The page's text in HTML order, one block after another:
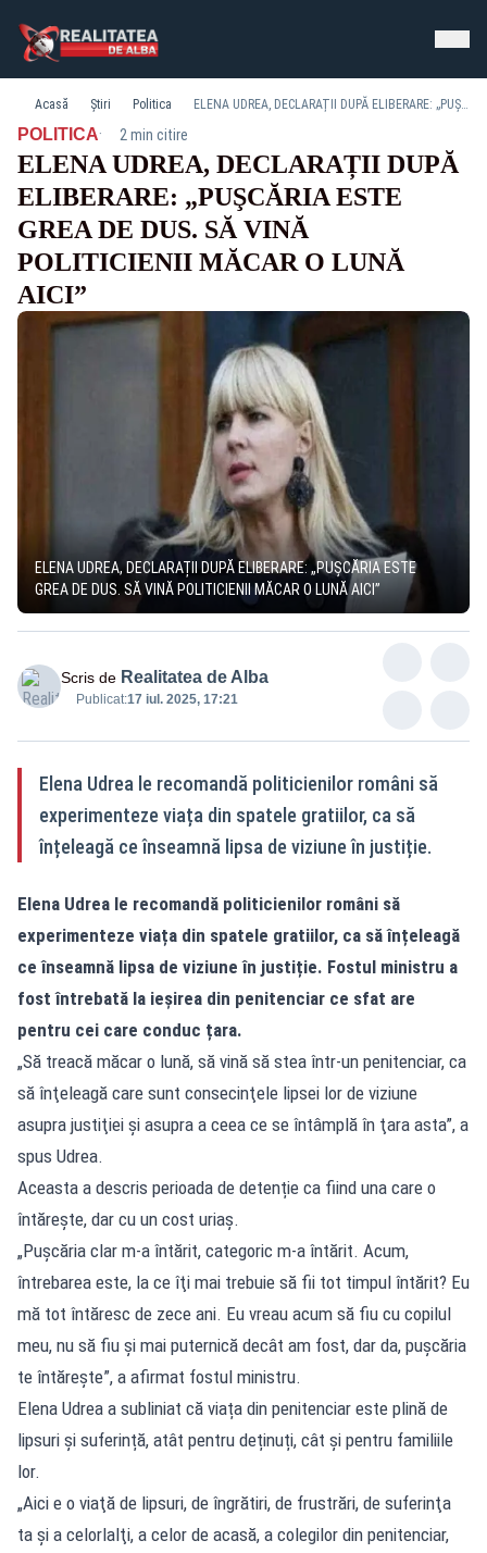
Acasă Știri Politica ELENA UDREA, DECLARAȚII DUPĂ ELIBERARE: „PUŞCĂRIA ESTE GREA DE DUS. SĂ VINĂ POLITICIENII MĂCAR O LUNĂ AICI”
POLITICA· 2 min citire
ELENA UDREA, DECLARAȚII DUPĂ
ELIBERARE: „PUŞCĂRIA ESTE
GREA DE DUS. SĂ VINĂ
POLITICIENII MĂCAR O LUNĂ
AICI”
ELENA UDREA, DECLARAȚII DUPĂ ELIBERARE: „PUŞCĂRIA ESTE
GREA DE DUS. SĂ VINĂ POLITICIENII MĂCAR O LUNĂ AICI”
Scris de Realitatea de Alba
Publicat:17 iul. 2025, 17:21
Elena Udrea le recomandă politicienilor români să
experimenteze viața din spatele gratiilor, ca să
înțeleagă ce înseamnă lipsa de viziune în justiție.
Elena Udrea le recomandă politicienilor români să
experimenteze viața din spatele gratiilor, ca să înțeleagă
ce înseamnă lipsa de viziune în justiție. Fostul ministru a
fost întrebată la ieșirea din penitenciar ce sfat are
pentru cei care conduc țara.
„Să treacă măcar o lună, să vină să stea într-un penitenciar, ca
să înţeleagă care sunt consecinţele lipsei lor de viziune
asupra justiţiei şi asupra a ceea ce se întâmplă în ţara asta”, a
spus Udrea.
Aceasta a descris perioada de detenție ca fiind una care o
întărește, dar cu un cost uriaș.
„Puşcăria clar m-a întărit, categoric m-a întărit. Acum,
întrebarea este, la ce îţi mai trebuie să fii tot timpul întărit? Eu
mă tot întăresc de zece ani. Eu vreau acum să fiu cu copilul
meu, nu să fiu şi mai puternică decât am fost, dar da, puşcăria
te întăreşte”, a afirmat fostul ministru.
Elena Udrea a subliniat că viața din penitenciar este plină de
lipsuri și suferință, atât pentru deținuți, cât și pentru familiile
lor.
„Aici e o viaţă de lipsuri, de îngrătiri, de frustrări, de suferinţa
ta şi a celorlalţi, a celor de acasă, a colegilor din penitenciar,